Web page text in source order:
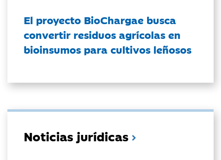
El proyecto BioChargae busca
convertir residuos agrícolas en
bioinsumos para cultivos leñosos
Noticias jurídicas